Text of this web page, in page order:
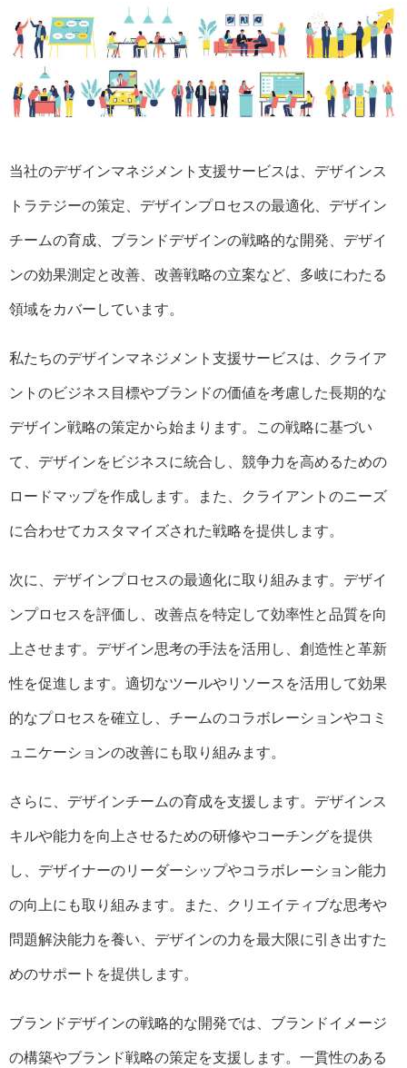
当社のデザインマネジメント支援サービスは、デザインス
トラテジーの策定、デザインプロセスの最適化、デザイン
チームの育成、ブランドデザインの戦略的な開発、デザイ
ンの効果測定と改善、改善戦略の立案など、多岐にわたる
領域をカバーしています。
私たちのデザインマネジメント支援サービスは、クライア
ントのビジネス目標やブランドの価値を考慮した長期的な
デザイン戦略の策定から始まります。この戦略に基づい
て、デザインをビジネスに統合し、競争力を高めるための
ロードマップを作成します。また、クライアントのニーズ
に合わせてカスタマイズされた戦略を提供します。
次に、デザインプロセスの最適化に取り組みます。デザイ
ンプロセスを評価し、改善点を特定して効率性と品質を向
上させます。デザイン思考の手法を活用し、創造性と革新
性を促進します。適切なツールやリソースを活用して効果
的なプロセスを確立し、チームのコラボレーションやコミ
ュニケーションの改善にも取り組みます。
さらに、デザインチームの育成を支援します。デザインス
キルや能力を向上させるための研修やコーチングを提供
し、デザイナーのリーダーシップやコラボレーション能力
の向上にも取り組みます。また、クリエイティブな思考や
問題解決能力を養い、デザインの力を最大限に引き出すた
めのサポートを提供します。
ブランドデザインの戦略的な開発では、ブランドイメージ
の構築やブランド戦略の策定を支援します。一貫性のある